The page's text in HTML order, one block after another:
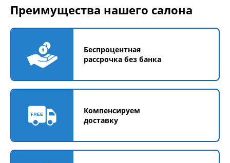
Преимущества нашего салона
Беспроцентная
рассрочка без банка
Компенсируем
доставку